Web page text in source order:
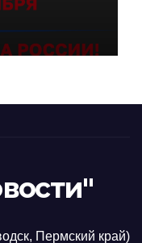
Пермский край)